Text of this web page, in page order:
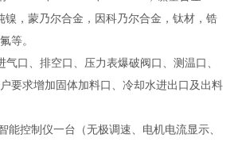
镍，蒙乃尔合金，因科乃尔合金，钛材，锆
等。
口、排空口、压力表爆破阀口、测温口、
要求增加固体加料口、冷却水进出口及出料
能控制仪一台（无极调速、电机电流显示、